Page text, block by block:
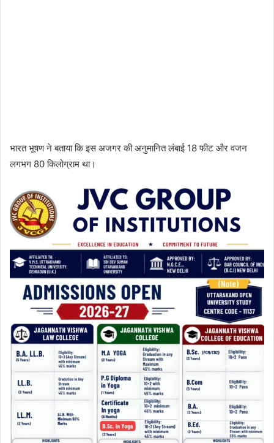
भारत भूषण ने बताया कि इस अजगर की अनुमानित लंबाई 18 फीट और वजन
लगभग 80 किलोग्राम था।